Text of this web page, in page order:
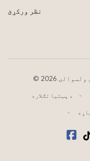
نظر ورکړئ
© ولسوالۍ
د پټتیا تګلاره